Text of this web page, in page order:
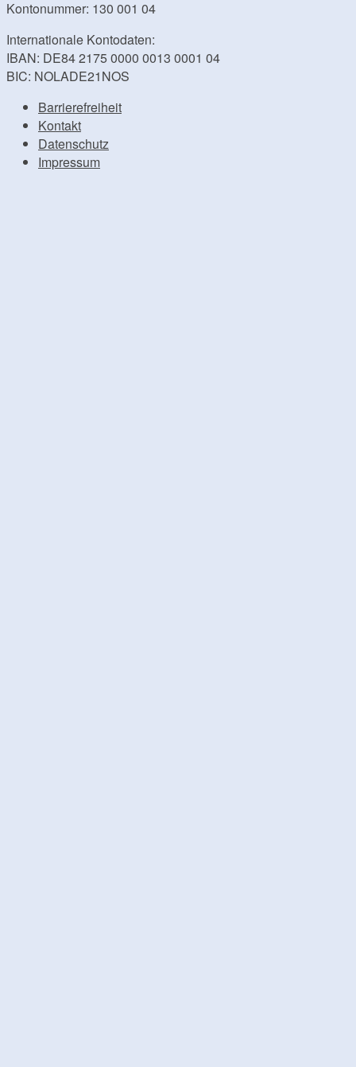
Kontonummer: 130 001 04
Internationale Kontodaten:
IBAN: DE84 2175 0000 0013 0001 04
BIC: NOLADE21NOS
Barrierefreiheit
Kontakt
Datenschutz
Impressum